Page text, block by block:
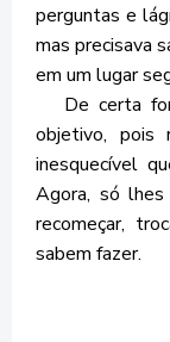
perguntas e
mas precisava
em um lugar
De certa
objetivo, pois
inesquecível
Agora, só
recomeçar,
sabem fazer.